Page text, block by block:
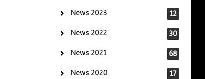
News 2023 12
News 2022 30
News 2021 68
News 2020 17